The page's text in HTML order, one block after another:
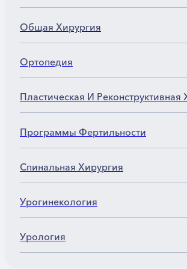
Общая Хирургия
Ортопедия
Пластическая И Реконструктивная
Программы Фертильности
Спинальная Хирургия
Урогинекология
Урология